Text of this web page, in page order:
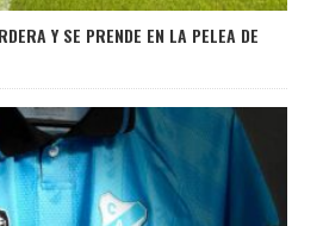
Y SE PRENDE EN LA PELEA DE